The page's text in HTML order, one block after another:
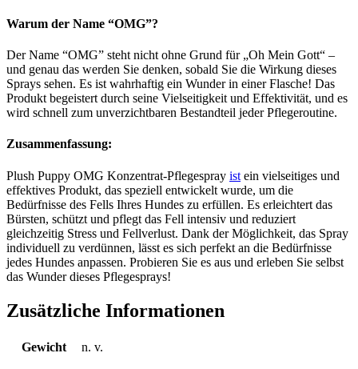
Warum der Name “OMG”?
Der Name “OMG” steht nicht ohne Grund für „Oh Mein Gott“ –
und genau das werden Sie denken, sobald Sie die Wirkung dieses
Sprays sehen. Es ist wahrhaftig ein Wunder in einer Flasche! Das
Produkt begeistert durch seine Vielseitigkeit und Effektivität, und es
wird schnell zum unverzichtbaren Bestandteil jeder Pflegeroutine.
Zusammenfassung:
Plush Puppy OMG Konzentrat-Pflegespray ist ein vielseitiges und
effektives Produkt, das speziell entwickelt wurde, um die
Bedürfnisse des Fells Ihres Hundes zu erfüllen. Es erleichtert das
Bürsten, schützt und pflegt das Fell intensiv und reduziert
gleichzeitig Stress und Fellverlust. Dank der Möglichkeit, das Spray
individuell zu verdünnen, lässt es sich perfekt an die Bedürfnisse
jedes Hundes anpassen. Probieren Sie es aus und erleben Sie selbst
das Wunder dieses Pflegesprays!
Zusätzliche Informationen
Gewicht n. v.